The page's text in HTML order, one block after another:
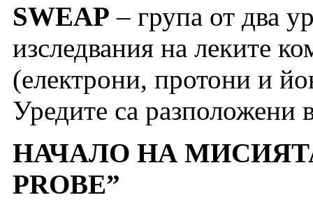
SWEAP – група от два
изследвания на леките
(електрони, протони и
Уредите са разположени
НАЧАЛО НА МИСИЯТА
PROBE”